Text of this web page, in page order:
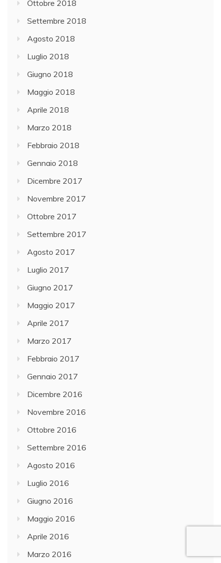
Ottobre 2018
Settembre 2018
Agosto 2018
Luglio 2018
Giugno 2018
Maggio 2018
Aprile 2018
Marzo 2018
Febbraio 2018
Gennaio 2018
Dicembre 2017
Novembre 2017
Ottobre 2017
Settembre 2017
Agosto 2017
Luglio 2017
Giugno 2017
Maggio 2017
Aprile 2017
Marzo 2017
Febbraio 2017
Gennaio 2017
Dicembre 2016
Novembre 2016
Ottobre 2016
Settembre 2016
Agosto 2016
Luglio 2016
Giugno 2016
Maggio 2016
Aprile 2016
Marzo 2016